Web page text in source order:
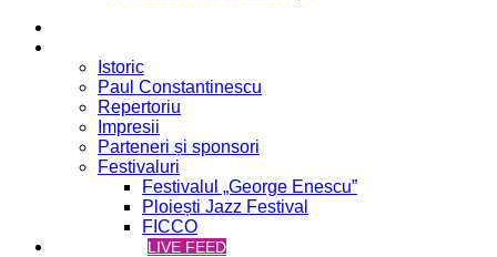
Istoric
Paul Constantinescu
Repertoriu
Impresii
Parteneri și sponsori
Festivaluri
Festivalul „George Enescu”
Ploiești Jazz Festival
FICCO
LIVE FEED